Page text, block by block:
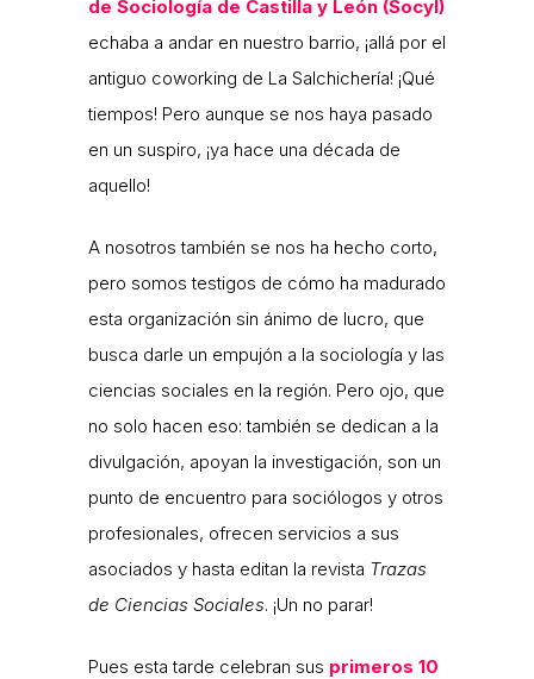
de Sociología de Castilla y León (Socyl)
echaba a andar en nuestro barrio, ¡allá por el
antiguo coworking de La Salchichería! ¡Qué
tiempos! Pero aunque se nos haya pasado
en un suspiro, ¡ya hace una década de
aquello!
A nosotros también se nos ha hecho corto,
pero somos testigos de cómo ha madurado
esta organización sin ánimo de lucro, que
busca darle un empujón a la sociología y las
ciencias sociales en la región. Pero ojo, que
no solo hacen eso: también se dedican a la
divulgación, apoyan la investigación, son un
punto de encuentro para sociólogos y otros
profesionales, ofrecen servicios a sus
asociados y hasta editan la revista Trazas
de Ciencias Sociales. ¡Un no parar!
Pues esta tarde celebran sus primeros 10